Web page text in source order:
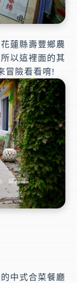
花蓮縣壽豐鄉農
以這裡面的其
冒險看看唷!
中式合菜餐廳